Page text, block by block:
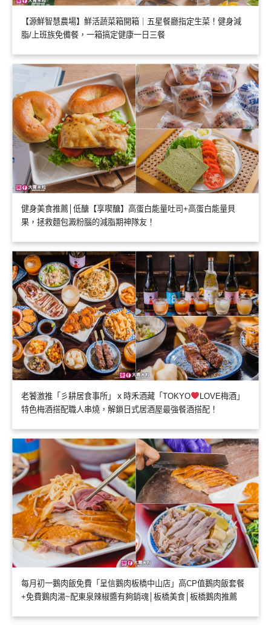
【源鮮智慧農場】鮮活蔬菜箱開箱｜五星餐廳指定生菜！健身減
脂/上班族免備餐，一箱搞定健康一日三餐
健身美食推薦│低醣【享喫醣】高蛋白能量吐司+高蛋白能量貝
果，拯救麵包澱粉腦的減脂期神隊友！
老饕激推「彡耕居食事所」ｘ時禾酒藏「TOKYO
LOVE梅酒」
特色梅酒搭配職人串燒，解鎖日式居酒屋最強餐酒搭配！
每月初一鵝肉飯免費「呈信鵝肉板橋中山店」高CP值鵝肉飯套餐
+免費鵝肉湯~配東泉辣椒醬有夠銷魂│板橋美食│板橋鵝肉推薦